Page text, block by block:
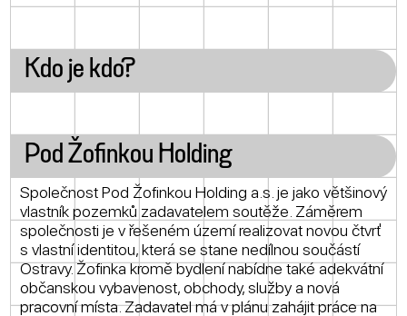
Kdo je kdo?
Pod Žofinkou Holding
Společnost Pod Žofinkou Holding a.s. je jako většinový
vlastník pozemků zadavatelem soutěže. Záměrem
společnosti je v řešeném území realizovat novou čtvrť
s vlastní identitou, která se stane nedílnou součástí
Ostravy. Žofinka kromě bydlení nabídne také adekvátní
občanskou vybavenost, obchody, služby a nová
pracovní místa. Zadavatel má v plánu zahájit práce na